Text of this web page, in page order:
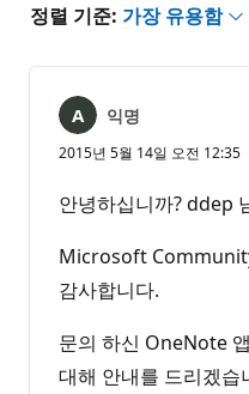
정렬 기준: 가장 유용함
익명
2015년 5월 14일 오전 12:35
안녕하십니까? ddep
Microsoft
감사합니다.
문의 하신 OneNote
대해 안내를 드리겠습